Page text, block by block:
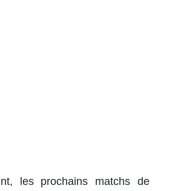
les prochains matchs de